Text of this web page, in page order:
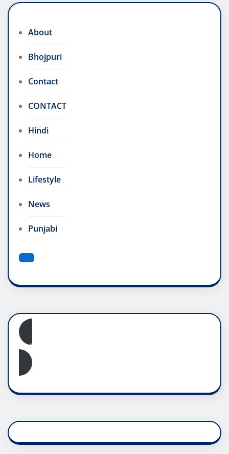
About
Bhojpuri
Contact
CONTACT
Hindi
Home
Lifestyle
News
Punjabi
Subscribe